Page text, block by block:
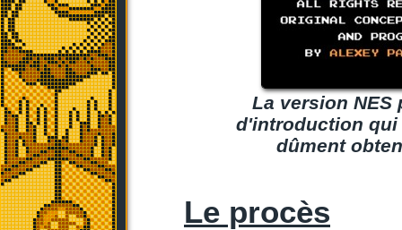
La version NES
d'introduction qui
dûment
Le procès